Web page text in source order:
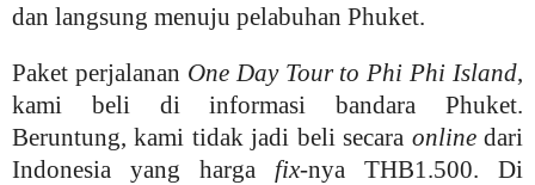
dan langsung menuju pelabuhan Phuket.
Paket perjalanan One Day Tour to Phi Phi Island,
kami beli di informasi bandara Phuket.
Beruntung, kami tidak jadi beli secara onlinedari
Indonesia yang harga fix-nya THB1.500. Di